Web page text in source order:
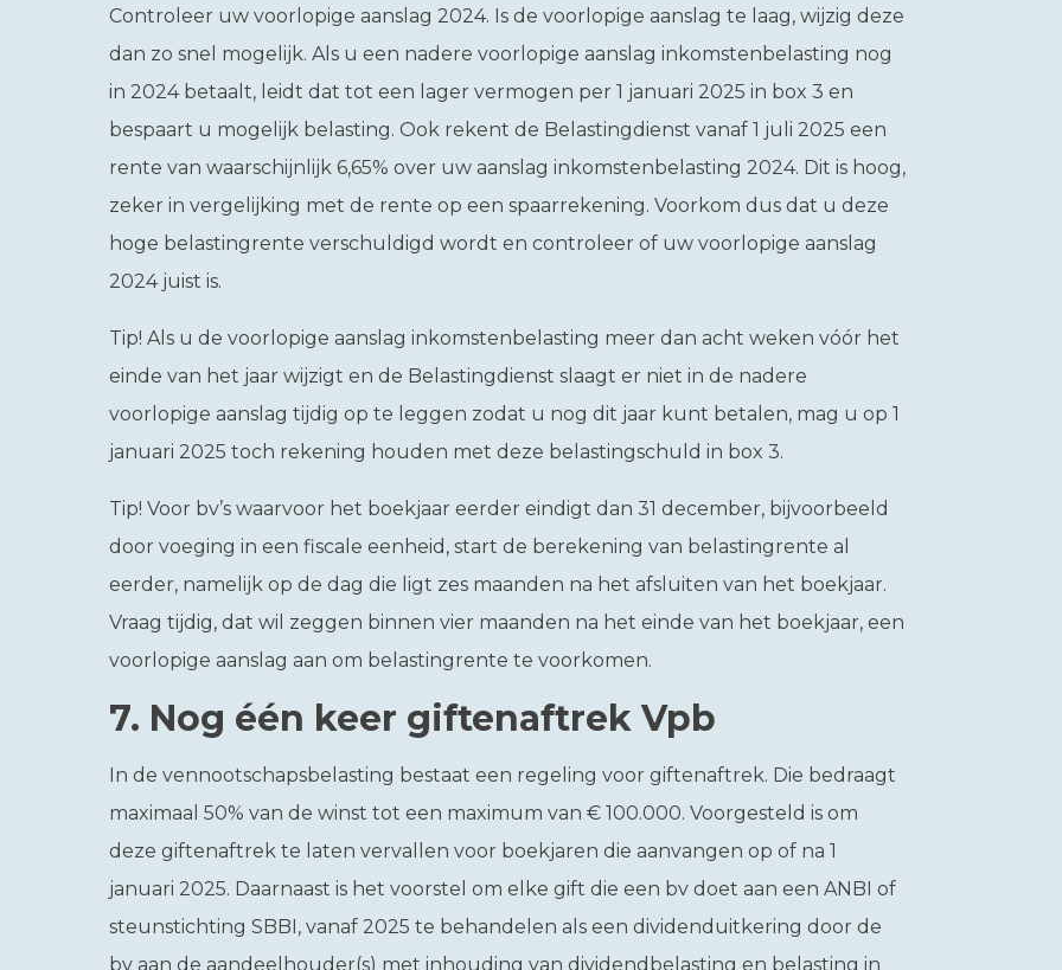
Controleer uw voorlopige aanslag 2024. Is de voorlopige aanslag te laag, wijzig deze
dan zo snel mogelijk. Als u een nadere voorlopige aanslag inkomstenbelasting nog
in 2024 betaalt, leidt dat tot een lager vermogen per 1 januari 2025 in box 3 en
bespaart u mogelijk belasting. Ook rekent de Belastingdienst vanaf 1 juli 2025 een
rente van waarschijnlijk 6,65% over uw aanslag inkomstenbelasting 2024. Dit is hoog,
zeker in vergelijking met de rente op een spaarrekening. Voorkom dus dat u deze
hoge belastingrente verschuldigd wordt en controleer of uw voorlopige aanslag
2024 juist is.
Tip! Als u de voorlopige aanslag inkomstenbelasting meer dan acht weken vóór het
einde van het jaar wijzigt en de Belastingdienst slaagt er niet in de nadere
voorlopige aanslag tijdig op te leggen zodat u nog dit jaar kunt betalen, mag u op 1
januari 2025 toch rekening houden met deze belastingschuld in box 3.
Tip! Voor bv’s waarvoor het boekjaar eerder eindigt dan 31 december, bijvoorbeeld
door voeging in een fiscale eenheid, start de berekening van belastingrente al
eerder, namelijk op de dag die ligt zes maanden na het afsluiten van het boekjaar.
Vraag tijdig, dat wil zeggen binnen vier maanden na het einde van het boekjaar, een
voorlopige aanslag aan om belastingrente te voorkomen.
7. Nog één keer giftenaftrek Vpb
In de vennootschapsbelasting bestaat een regeling voor giftenaftrek. Die bedraagt
maximaal 50% van de winst tot een maximum van € 100.000. Voorgesteld is om
deze giftenaftrek te laten vervallen voor boekjaren die aanvangen op of na 1
januari 2025. Daarnaast is het voorstel om elke gift die een bv doet aan een ANBI of
steunstichting SBBI, vanaf 2025 te behandelen als een dividenduitkering door de
bv aan de aandeelhouder(s) met inhouding van dividendbelasting en belasting in